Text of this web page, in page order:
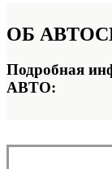
ОБ
Подробная
АВТО: